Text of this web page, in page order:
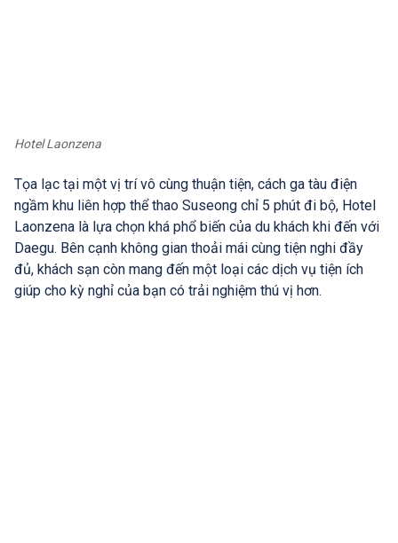
Hotel Laonzena
Tọa lạc tại một vị trí vô cùng thuận tiện, cách ga tàu điện
ngầm khu liên hợp thể thao Suseong chỉ 5 phút đi bộ, Hotel
Laonzena là lựa chọn khá phổ biến của du khách khi đến với
Daegu. Bên cạnh không gian thoải mái cùng tiện nghi đầy
đủ, khách sạn còn mang đến một loại các dịch vụ tiện ích
giúp cho kỳ nghỉ của bạn có trải nghiệm thú vị hơn.